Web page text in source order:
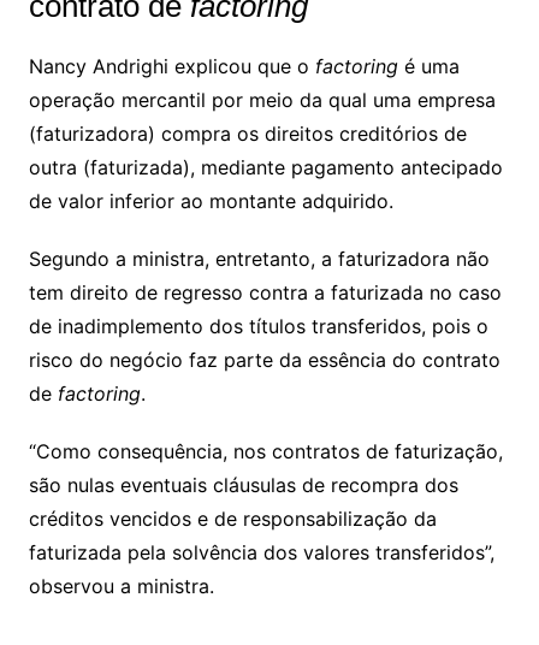
Nancy Andrighi explicou que o factoringé uma
operação mercantil por meio da qual uma empresa
(faturizadora) compra os direitos creditórios de
outra (faturizada), mediante pagamento antecipado
de valor inferior ao montante adquirido.
Segundo a ministra, entretanto, a faturizadora não
tem direito de regresso contra a faturizada no caso
de inadimplemento dos títulos transferidos, pois o
risco do negócio faz parte da essência do contrato
de factoring.
“Como consequência, nos contratos de faturização,
são nulas eventuais cláusulas de recompra dos
créditos vencidos e de responsabilização da
faturizada pela solvência dos valores transferidos”,
observou a ministra.